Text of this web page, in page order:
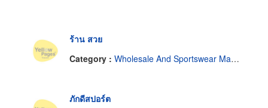
ร้าน สวย
Category : Wholesale And Sportswear Manufacturer.
ภักดีสปอร์ต